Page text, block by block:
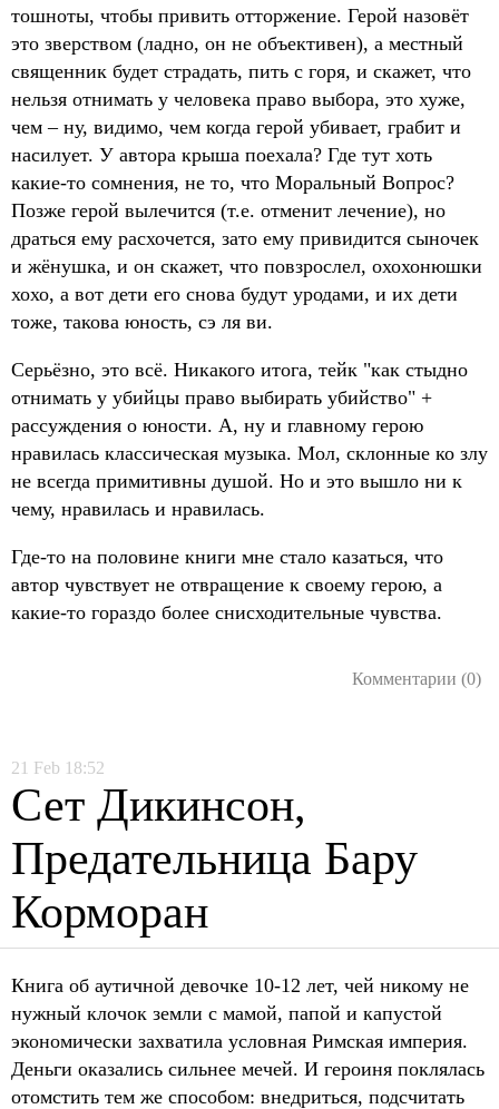
тошноты, чтобы привить отторжение. Герой назовёт
это зверством (ладно, он не объективен), а местный
священник будет страдать, пить с горя, и скажет, что
нельзя отнимать у человека право выбора, это хуже,
чем – ну, видимо, чем когда герой убивает, грабит и
насилует. У автора крыша поехала? Где тут хоть
какие-то сомнения, не то, что Моральный Вопрос?
Позже герой вылечится (т.е. отменит лечение), но
драться ему расхочется, зато ему привидится сыночек
и жёнушка, и он скажет, что повзрослел, охохонюшки
хохо, а вот дети его снова будут уродами, и их дети
тоже, такова юность, сэ ля ви.
Серьёзно, это всё. Никакого итога, тейк "как стыдно
отнимать у убийцы право выбирать убийство" +
рассуждения о юности. А, ну и главному герою
нравилась классическая музыка. Мол, склонные ко злу
не всегда примитивны душой. Но и это вышло ни к
чему, нравилась и нравилась.
Где-то на половине книги мне стало казаться, что
автор чувствует не отвращение к своему герою, а
какие-то гораздо более снисходительные чувства.
Комментарии (0)
21 Feb 18:52
Сет Дикинсон,
Предательница Бару
Корморан
Книга об аутичной девочке 10-12 лет, чей никому не
нужный клочок земли с мамой, папой и капустой
экономически захватила условная Римская империя.
Деньги оказались сильнее мечей. И героиня поклялась
отомстить тем же способом: внедриться, подсчитать